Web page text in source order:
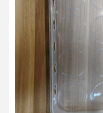
Αρχική
Σελίδα
Προϊόντα